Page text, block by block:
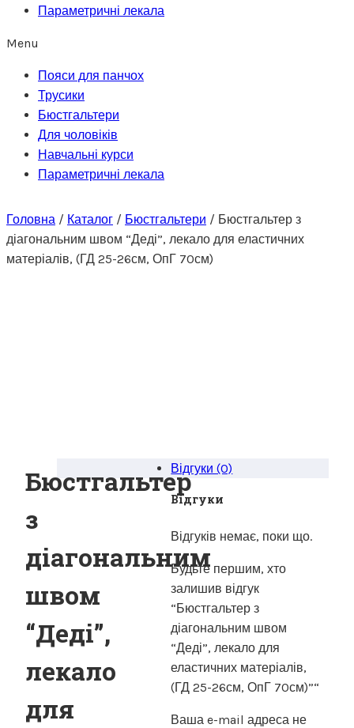
Параметричні лекала
Menu
Пояси для панчох
Трусики
Бюстгальтери
Для чоловіків
Навчальні курси
Параметричні лекала
Головна / Каталог / Бюстгальтери / Бюстгальтер з
діагональним швом “Деді”, лекало для еластичних
матеріалів, (ГД 25-26см, ОпГ 70см)
Бюстгальтер
з
діагональним
швом
“Деді”,
лекало
для
Відгуки (0)
Відгуки
Відгуків немає, поки що.
Будьте першим, хто
залишив відгук
“Бюстгальтер з
діагональним швом
“Деді”, лекало для
еластичних матеріалів,
(ГД 25-26см, ОпГ 70см)”“
Ваша e-mail адреса не